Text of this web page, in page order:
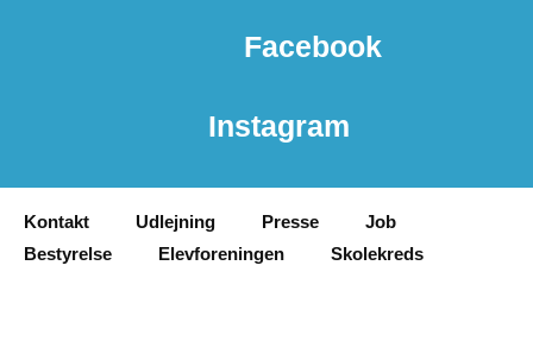
Facebook
Instagram
Kontakt Udlejning Presse
Job
Bestyrelse
Elevforeningen Skolekreds